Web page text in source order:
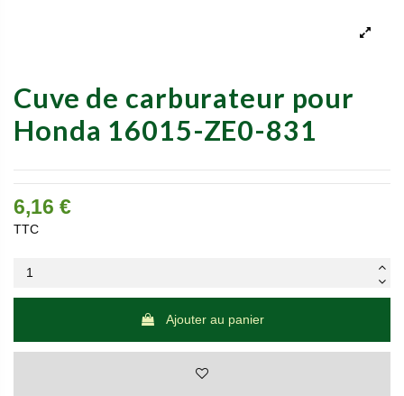
Cuve de carburateur pour
Honda 16015-ZE0-831
6,16 €
TTC
Ajouter au panier